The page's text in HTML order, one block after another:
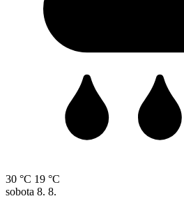
30 °C 19 °C
sobota 8. 8.